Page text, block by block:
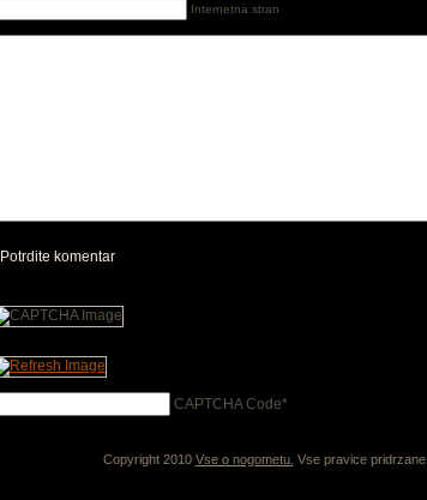
Internetna stran
Potrdite komentar
CAPTCHA Code*
Copyright 2010 Vse o nogometu. Vse pravice pridrzane.